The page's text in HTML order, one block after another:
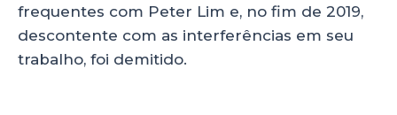
frequentes com Peter Lim e, no fim de 2019,
descontente com as interferências em seu
trabalho, foi demitido.